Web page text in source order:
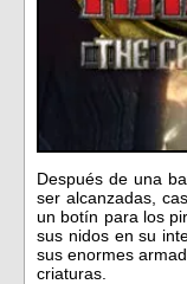
Después de una
ser alcanzadas,
un botín para los
sus nidos en su
sus enormes
criaturas.